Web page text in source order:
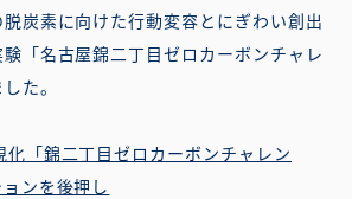
炭素に向けた行動変容とにぎわい創出
「名古屋錦二丁目ゼロカーボンチャレ
た。
化「錦二丁目ゼロカーボンチャレン
ンを後押し